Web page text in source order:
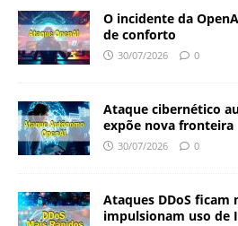
O incidente da
de conforto
30/07/2026 0
Ataque cibernético
expõe nova fronteira
30/07/2026 0
Ataques DDoS ficam
impulsionam uso de